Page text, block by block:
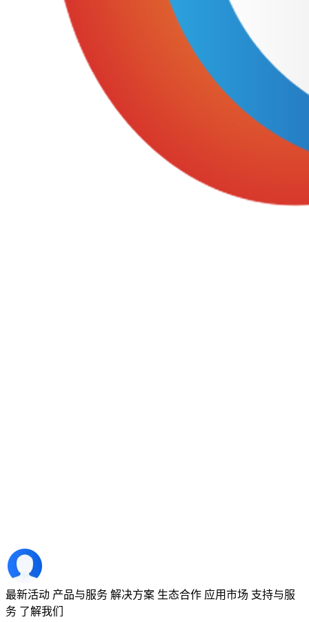
最新活动 产品与服务 解决方案 生态合作 应用市场 支持与服
务 了解我们